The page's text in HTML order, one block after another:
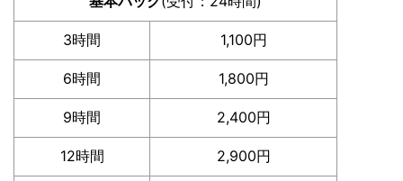
3時間 1,100円
6時間 1,800円
9時間 2,400円
12時間 2,900円